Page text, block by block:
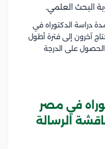
البحث العلمي.
دراسة الدكتوراه في
آخرون إلى فترة أطول
على الدرجة
في مصر
الرسالة